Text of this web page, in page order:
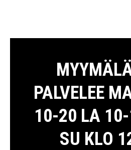
PALVELEE
10-20 LA
SU KLO